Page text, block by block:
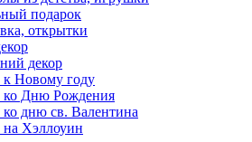
подарок
открытки
декор
к Новому году
ко Дню Рождения
ко дню св. Валентина
на Хэллоуин